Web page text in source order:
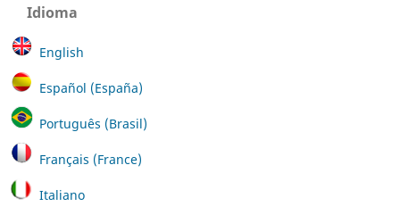
Idioma
English
Español (España)
Português (Brasil)
Français (France)
Italiano